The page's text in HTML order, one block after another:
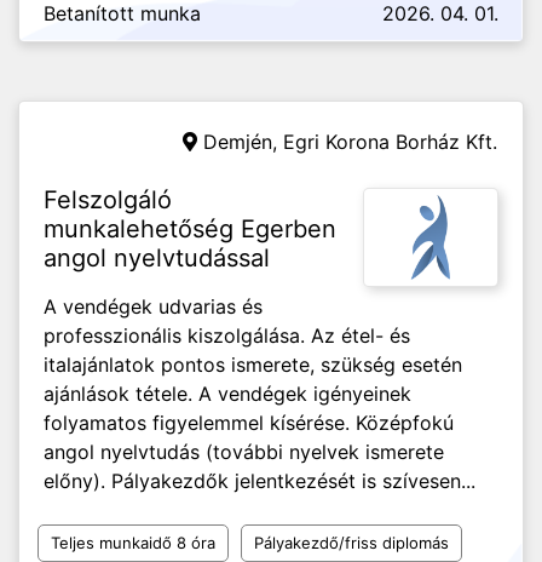
Betanított munka 2026. 04. 01.
Demjén, Egri Korona Borház Kft.
Felszolgáló
munkalehetőség Egerben
angol nyelvtudással
A vendégek udvarias és
professzionális kiszolgálása. Az étel- és
italajánlatok pontos ismerete, szükség esetén
ajánlások tétele. A vendégek igényeinek
folyamatos figyelemmel kísérése. Középfokú
angol nyelvtudás (további nyelvek ismerete
előny). Pályakezdők jelentkezését is szívesen...
Teljes munkaidő 8 óra Pályakezdő/friss diplomás